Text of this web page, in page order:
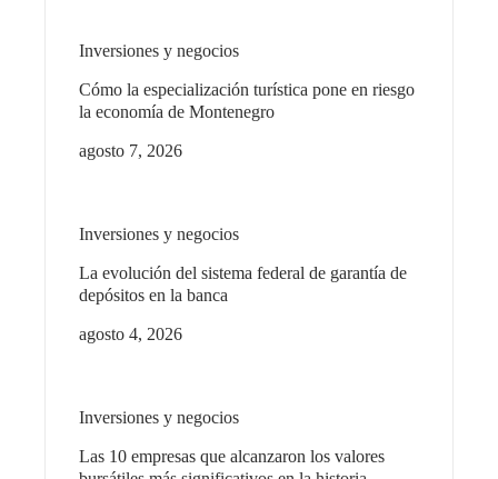
Inversiones y negocios
Cómo la especialización turística pone en riesgo
la economía de Montenegro
agosto 7, 2026
Inversiones y negocios
La evolución del sistema federal de garantía de
depósitos en la banca
agosto 4, 2026
Inversiones y negocios
Las 10 empresas que alcanzaron los valores